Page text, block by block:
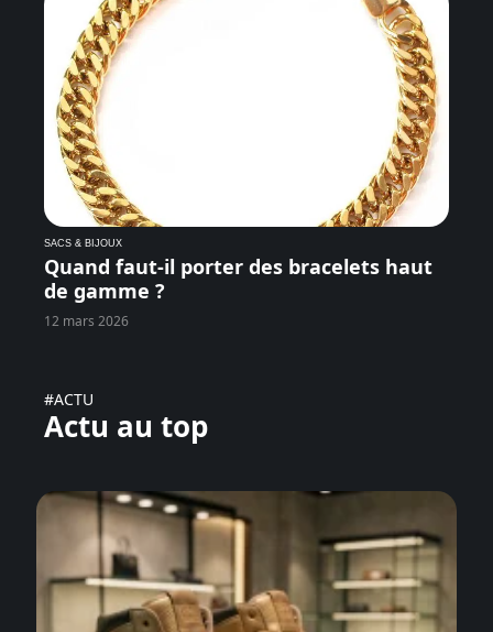
SACS & BIJOUX
Quand faut-il porter des bracelets haut
de gamme ?
12 mars 2026
#ACTU
Actu au top